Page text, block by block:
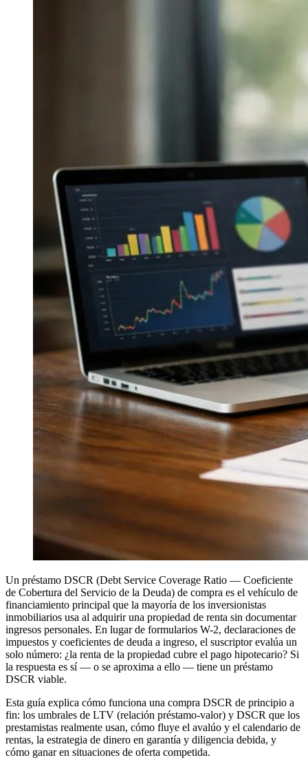
Un préstamo DSCR (Debt Service Coverage Ratio — Coeficiente
de Cobertura del Servicio de la Deuda) de compra es el vehículo de
financiamiento principal que la mayoría de los inversionistas
inmobiliarios usa al adquirir una propiedad de renta sin documentar
ingresos personales. En lugar de formularios W-2, declaraciones de
impuestos y coeficientes de deuda a ingreso, el suscriptor evalúa un
solo número: ¿la renta de la propiedad cubre el pago hipotecario? Si
la respuesta es sí — o se aproxima a ello — tiene un préstamo
DSCR viable.
Esta guía explica cómo funciona una compra DSCR de principio a
fin: los umbrales de LTV (relación préstamo-valor) y DSCR que los
prestamistas realmente usan, cómo fluye el avalúo y el calendario de
rentas, la estrategia de dinero en garantía y diligencia debida, y
cómo ganar en situaciones de oferta competida.